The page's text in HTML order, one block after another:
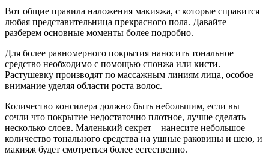
Вот общие правила наложения макияжа, с которые справится
любая представительница прекрасного пола. Давайте
разберем основные моменты более подробно.
Для более равномерного покрытия наносить тональное
средство необходимо с помощью спонжа или кисти.
Растушевку производят по массажным линиям лица, особое
внимание уделяя области роста волос.
Количество консилера должно быть небольшим, если вы
сочли что покрытие недостаточно плотное, лучше сделать
несколько слоев. Маленький секрет – нанесите небольшое
количество тонального средства на ушные раковины и шею, и
макияж будет смотреться более естественно.